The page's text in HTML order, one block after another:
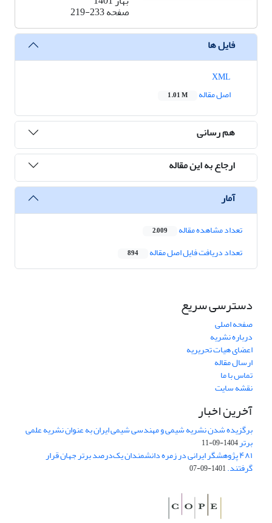
صفحه219-233
فایل ها
اصل مقاله
1.01 M
هم رسانی
ارجاع به این مقاله
آمار
تعداد مشاهده مقاله 2,009
تعداد دریافت فایل اصل مقاله 894
دسترسی سریع
صفحه اصلی
درباره نشریه
اعضای هیات تحریریه
ارسال مقاله
تماس با ما
نقشه سایت
آخرین اخبار
برگزیده شدن نشریه شیمی و مهندسی شیمی ایران به عنوان نشریه علمی
برتر1404-09-11
۴۸۱ پژوهشگر ایرانی در زمره دانشمندان یک‌درصد برتر جهان قرار
گرفتند.1401-09-07